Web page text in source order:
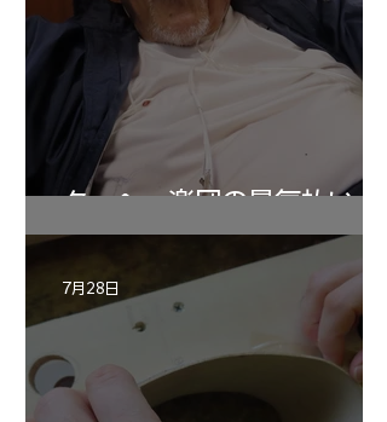
ターヘー楽団の暑気払い
7月28日